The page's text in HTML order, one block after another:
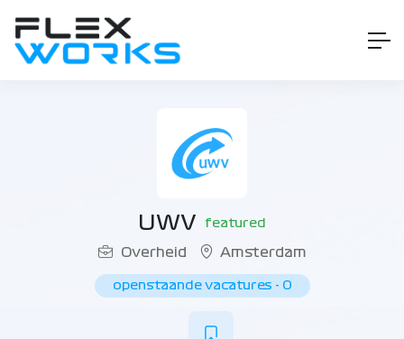
UWV featured
Overheid Amsterdam
openstaande vacatures - 0